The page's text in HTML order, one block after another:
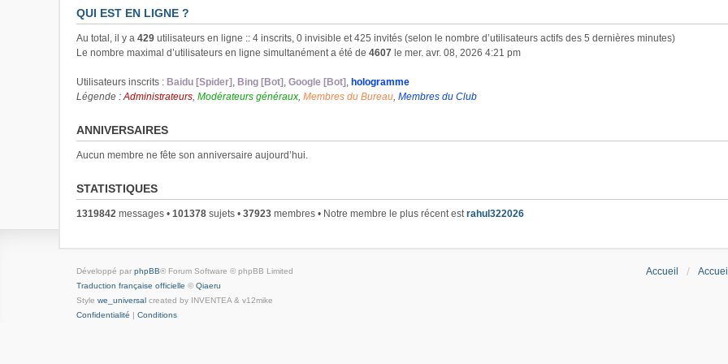
QUI EST EN LIGNE ?
Au total, il y a 429 utilisateurs en ligne :: 4 inscrits, 0 invisible et 425 invités (selon le nombre d’utilisateurs actifs des 5 dernières minutes)
Le nombre maximal d’utilisateurs en ligne simultanément a été de 4607 le mer. avr. 08, 2026 4:21 pm
Utilisateurs inscrits : Baidu [Spider] , Bing [Bot] , Google [Bot] , hologramme
Légende :Administrateurs, Modérateurs généraux, Membres du Bureau, Membres du Club
ANNIVERSAIRES
Aucun membre ne fête son anniversaire aujourd’hui.
STATISTIQUES
1319842 messages • 101378 sujets • 37923 membres • Notre membre le plus récent estrahul322026
Accueil
Développé par phpBB® Forum Software © phpBB Limited
Traduction française officielle © Qiaeru
Style we_universal created by INVENTEA & v12mike
Confidentialité | Conditions